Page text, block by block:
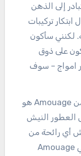
إلى الذهن
تركيبات
لكنني سأكون
على ذوق
امواج – سوف
كل عطر رجالي من Amouage هو
العطور النيش
أي رائحة من
هاته الماركة. الاستثناءات الوحيدة هي Amouage